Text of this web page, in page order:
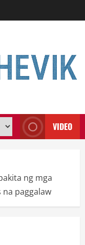
VIDEO
ng mga
paggalaw